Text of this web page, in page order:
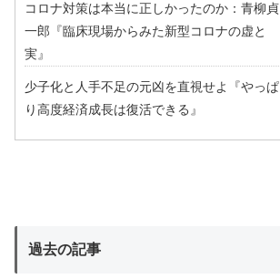
コロナ対策は本当に正しかったのか：青柳貞
一郎『臨床現場からみた新型コロナの虚と
実』
少子化と人手不足の元凶を直視せよ『やっぱ
り高度経済成長は復活できる』
過去の記事